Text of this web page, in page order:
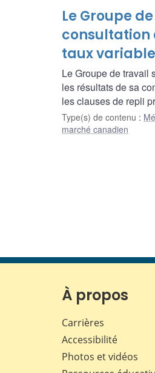
Le Groupe
consultation
taux variable
Le Groupe de travail
les résultats de sa
les clauses de repli
Type(s) de contenu :
marché canadien
À propos
Carrières
Accessibilité
Photos et vidéos